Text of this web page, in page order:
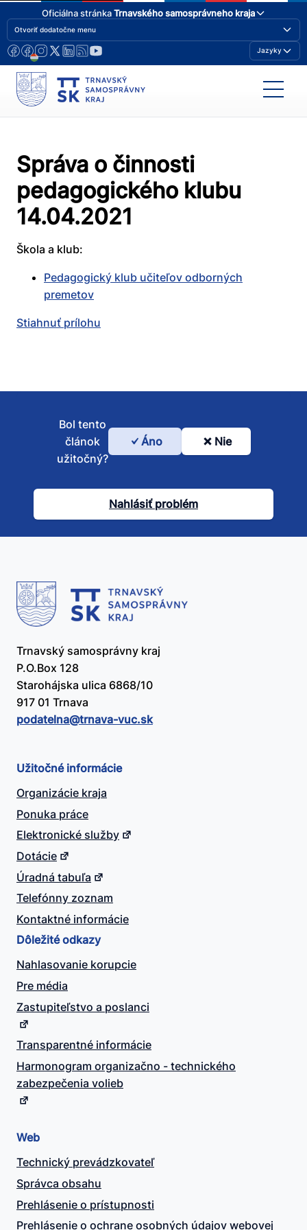
Oficiálna stránkaTrnavského samosprávneho kraja
Otvoriť dodatočne menu
Jazyky
Správa o činnosti
pedagogického klubu
14.04.2021
Škola a klub:
Pedagogický klub učiteľov odborných
premetov
Stiahnuť prílohu
Bol
článok
užitočný?
Bol tento
článok
užitočný?
Áno Nie
Nahlásiť problém
Trnavský samosprávny kraj
P.O.Box 128
Starohájska ulica 6868/10
917 01 Trnava
podatelna@​trnava-vuc.sk
Užitočné informácie
Organizácie kraja
Ponuka práce
Elektronické služby
Dotácie
Úradná tabuľa
Telefónny zoznam
Kontaktné informácie
Dôležité odkazy
Nahlasovanie korupcie
Pre média
Zastupiteľstvo a poslanci
Transparentné informácie
Harmonogram organizačno - technického
zabezpečenia volieb
Web
Technický prevádzkovateľ
Správca obsahu
Prehlásenie o prístupnosti
Prehlásenie o ochrane osobných údajov webovej